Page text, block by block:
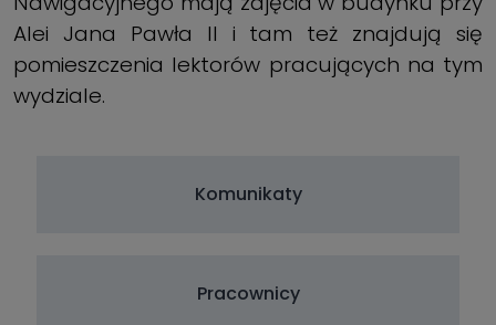
Alei Jana Pawła II i tam też znajdują się
pomieszczenia lektorów pracujących na tym
wydziale.
Komunikaty
Pracownicy